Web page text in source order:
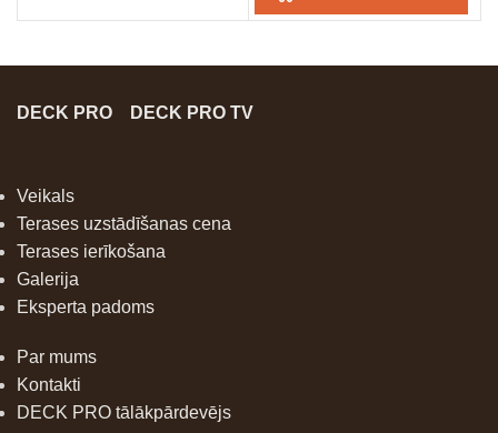
DECK PRO DECK PRO TV
Veikals
Terases uzstādīšanas cena
Terases ierīkošana
Galerija
Eksperta padoms
Par mums
Kontakti
DECK PRO tālākpārdevējs